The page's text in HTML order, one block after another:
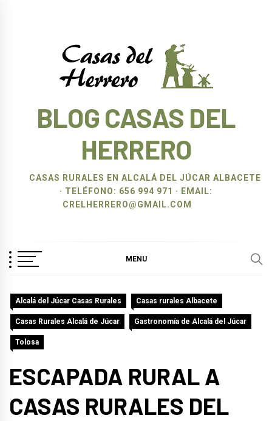
BLOG CASAS DEL
HERRERO
CASAS RURALES EN ALCALÁ DEL JÚCAR ALBACETE
· TELÉFONO: 656 994 971 · EMAIL:
CRELHERRERO@GMAIL.COM
MENU
Alcalá del Júcar Casas Rurales Casas rurales Albacete
Casas Rurales Alcalá de Júcar Gastronomía de Alcalá del Júcar
Tolosa
ESCAPADA RURAL A
CASAS RURALES DEL